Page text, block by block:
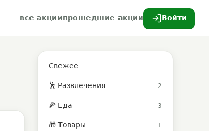
все акциипрошедшие акции Войти
Свежее
🕺 Развлечения 2
🍕 Еда 3
🎁 Товары 1